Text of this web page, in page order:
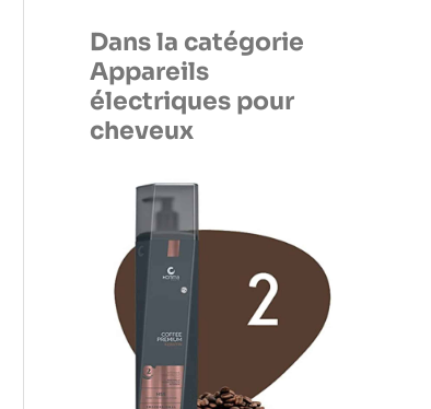
Dans la catégorie
Appareils
électriques pour
cheveux